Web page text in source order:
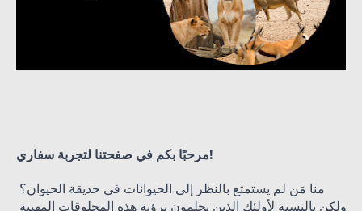
مرحبًا بكم في صفحتنا لتجربة سفاري!